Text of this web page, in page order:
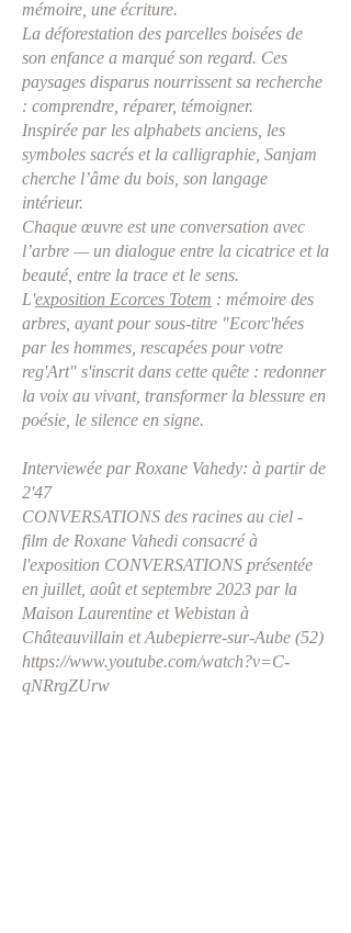
mémoire, une écriture.
La déforestation des parcelles boisées de
son enfance a marqué son regard. Ces
paysages disparus nourrissent sa recherche
: comprendre, réparer, témoigner.
Inspirée par les alphabets anciens, les
symboles sacrés et la calligraphie, Sanjam
cherche l’âme du bois, son langage
intérieur.
Chaque œuvre est une conversation avec
l’arbre — un dialogue entre la cicatrice et la
beauté, entre la trace et le sens.
L'exposition Ecorces Totem : mémoire des
arbres, ayant pour sous-titre "Ecorc'hées
par les hommes, rescapées pour votre
reg'Art" s'inscrit dans cette quête : redonner
la voix au vivant, transformer la blessure en
poésie, le silence en signe.
Interviewée par Roxane Vahedy: à partir de
2'47
CONVERSATIONS des racines au ciel -
film de Roxane Vahedi consacré à
l'exposition CONVERSATIONS présentée
en juillet, août et septembre 2023 par la
Maison Laurentine et Webistan à
Châteauvillain et Aubepierre-sur-Aube (52)
https://www.youtube.com/watch?v=C-
qNRrgZUrw